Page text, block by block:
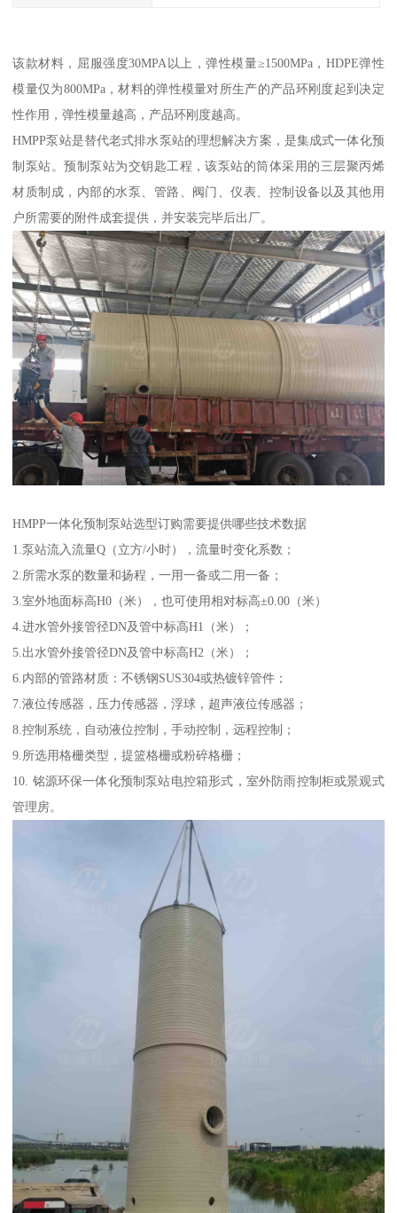
该款材料，屈服强度30MPA以上，弹性模量≥1500MPa，HDPE弹性
模量仅为800MPa，材料的弹性模量对所生产的产品环刚度起到决定
性作用，弹性模量越高，产品环刚度越高。
HMPP泵站是替代老式排水泵站的理想解决方案，是集成式一体化预
制泵站。预制泵站为交钥匙工程，该泵站的筒体采用的三层聚丙烯
材质制成，内部的水泵、管路、阀门、仪表、控制设备以及其他用
户所需要的附件成套提供，并安装完毕后出厂。
HMPP一体化预制泵站选型订购需要提供哪些技术数据
1.泵站流入流量Q（立方/小时），流量时变化系数；
2.所需水泵的数量和扬程，一用一备或二用一备；
3.室外地面标高H0（米），也可使用相对标高±0.00（米）
4.进水管外接管径DN及管中标高H1（米）；
5.出水管外接管径DN及管中标高H2（米）；
6.内部的管路材质：不锈钢SUS304或热镀锌管件；
7.液位传感器，压力传感器，浮球，超声液位传感器；
8.控制系统，自动液位控制，手动控制，远程控制；
9.所选用格栅类型，提篮格栅或粉碎格栅；
10. 铭源环保一体化预制泵站电控箱形式，室外防雨控制柜或景观式
管理房。